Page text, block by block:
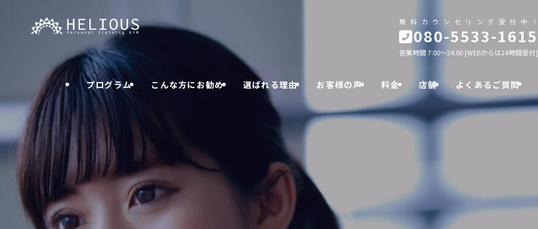
無料カウンセリング受付中！
080-5533-1615
営業時間 7:00～24:00 [WEBからは24時間受付]
プログラム こんな方にお勧め 選ばれる理由 お客様の声 料金 店舗 よくあるご質問